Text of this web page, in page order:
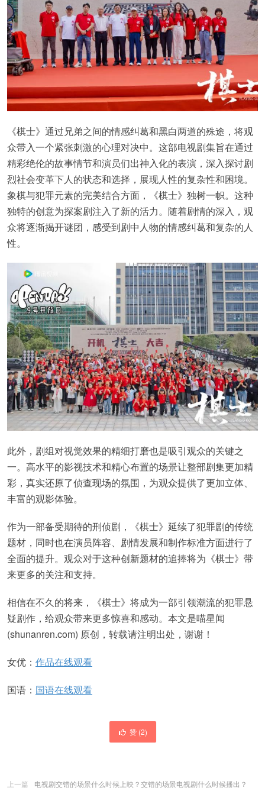
《棋士》通过兄弟之间的情感纠葛和黑白两道的殊途，将观
众带入一个紧张刺激的心理对决中。这部电视剧集旨在通过
精彩绝伦的故事情节和演员们出神入化的表演，深入探讨剧
烈社会变革下人的状态和选择，展现人性的复杂性和困境。
象棋与犯罪元素的完美结合方面，《棋士》独树一帜。这种
独特的创意为探案剧注入了新的活力。随着剧情的深入，观
众将逐渐揭开谜团，感受到剧中人物的情感纠葛和复杂的人
性。
此外，剧组对视觉效果的精细打磨也是吸引观众的关键之
一。高水平的影视技术和精心布置的场景让整部剧集更加精
彩，真实还原了侦查现场的氛围，为观众提供了更加立体、
丰富的观影体验。
作为一部备受期待的刑侦剧，《棋士》延续了犯罪剧的传统
题材，同时也在演员阵容、剧情发展和制作标准方面进行了
全面的提升。观众对于这种创新题材的追捧将为《棋士》带
来更多的关注和支持。
相信在不久的将来，《棋士》将成为一部引领潮流的犯罪悬
疑剧作，给观众带来更多惊喜和感动。本文是喵星闻
(shunanren.com) 原创，转载请注明出处，谢谢！
女优： 作品在线观看
国语： 国语在线观看
赞 (2)
上一篇 电视剧交错的场景什么时候上映？交错的场景电视剧什么时候播出？